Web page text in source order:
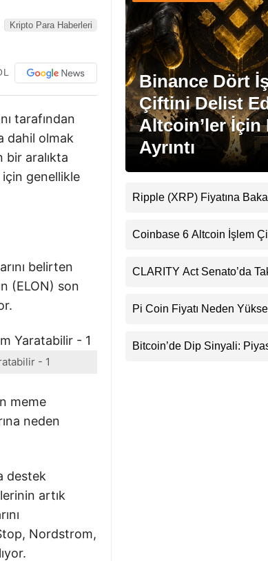
Kripto Para Haberleri
tarafından
dahil olmak
aralıkta
genellikle
belirten
(ELON) son
- 1
meme
neden
destek
artık
Nordstrom,
Binance Dört
Çiftini Delist
Altcoin’ler
Ayrıntı
Ripple (XRP) Fiyatına
Uyarı
Coinbase 6 Altcoin İşlem
CLARITY Act Senato’da
Pi Coin Fiyatı Neden
Destekledi
Bitcoin’de Dip Sinyali: